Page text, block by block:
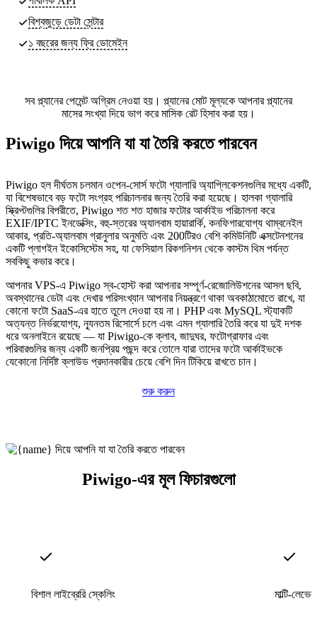
বিশ্বজুড়ে ডেটা সেন্টার
১ বছরের জন্য ফ্রি ডোমেইন
সব প্ল্যানের পেমেন্ট অগ্রিম নেওয়া হয়। প্ল্যানের মোট মূল্যকে আপনার প্ল্যানের
মাসের সংখ্যা দিয়ে ভাগ করে মাসিক রেট হিসাব করা হয়।
Piwigo দিয়ে আপনি যা যা তৈরি করতে পারবেন
Piwigo হল দীর্ঘতম চলমান ওপেন-সোর্স ফটো গ্যালারি অ্যাপ্লিকেশনগুলির মধ্যে একটি,
যা বিশেষভাবে বড় ফটো সংগ্রহ পরিচালনার জন্য তৈরি করা হয়েছে। হালকা গ্যালারি
স্ক্রিপ্টগুলির বিপরীতে, Piwigo শত শত হাজার ফটোর আর্কাইভ পরিচালনা করে
EXIF/IPTC ইনডেক্সিং, বহু-স্তরের অ্যালবাম হায়ারার্কি, কনফিগারযোগ্য থাম্বনেইল
আকার, প্রতি-অ্যালবাম গ্রানুলার অনুমতি এবং 200টিরও বেশি কমিউনিটি এক্সটেনশনের
একটি প্লাগইন ইকোসিস্টেম সহ, যা ফেসিয়াল রিকগনিশন থেকে কাস্টম থিম পর্যন্ত
সবকিছু কভার করে।
আপনার VPS-এ Piwigo স্ব-হোস্ট করা আপনার সম্পূর্ণ-রেজোলিউশনের আসল ছবি,
অবস্থানের ডেটা এবং দেখার পরিসংখ্যান আপনার নিয়ন্ত্রণে থাকা অবকাঠামোতে রাখে, যা
কোনো ফটো SaaS-এর হাতে তুলে দেওয়া হয় না। PHP এবং MySQL স্ট্যাকটি
অত্যন্ত নির্ভরযোগ্য, ন্যূনতম রিসোর্সে চলে এবং এমন গ্যালারি তৈরি করে যা দুই দশক
ধরে অনলাইনে রয়েছে — যা Piwigo-কে ক্লাব, জাদুঘর, ফটোগ্রাফার এবং
পরিবারগুলির জন্য একটি জনপ্রিয় পছন্দ করে তোলে যারা তাদের ফটো আর্কাইভকে
যেকোনো নির্দিষ্ট ক্লাউড প্রদানকারীর চেয়ে বেশি দিন টিকিয়ে রাখতে চান।
শুরু করুন
Piwigo-এর মূল ফিচারগুলো
বিশাল লাইব্রেরি স্কেলিং মাল্টি-